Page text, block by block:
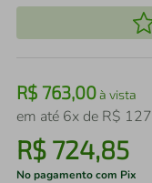
R$ 763,00à vista
em até 6x de R$ 127
R$ 724,85
No pagamento com Pix